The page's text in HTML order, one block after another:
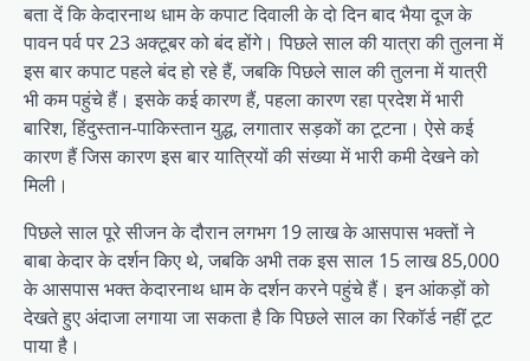
बता दें कि केदारनाथ धाम के कपाट दिवाली के दो दिन बाद भैया दूज के
पावन पर्व पर 23 अक्टूबर को बंद होंगे। पिछले साल की यात्रा की तुलना में
इस बार कपाट पहले बंद हो रहे हैं, जबकि पिछले साल की तुलना में यात्री
भी कम पहुंचे हैं। इसके कई कारण हैं, पहला कारण रहा प्रदेश में भारी
बारिश, हिंदुस्तान-पाकिस्तान युद्ध, लगातार सड़कों का टूटना। ऐसे कई
कारण हैं जिस कारण इस बार यात्रियों की संख्या में भारी कमी देखने को
मिली।
पिछले साल पूरे सीजन के दौरान लगभग 19 लाख के आसपास भक्तों ने
बाबा केदार के दर्शन किए थे, जबकि अभी तक इस साल 15 लाख 85,000
के आसपास भक्त केदारनाथ धाम के दर्शन करने पहुंचे हैं। इन आंकड़ों को
देखते हुए अंदाजा लगाया जा सकता है कि पिछले साल का रिकॉर्ड नहीं टूट
पाया है।